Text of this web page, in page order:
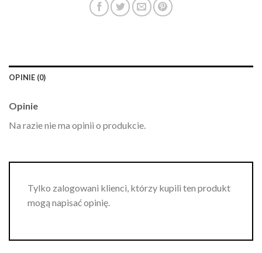
OPINIE (0)
Opinie
Na razie nie ma opinii o produkcie.
Tylko zalogowani klienci, którzy kupili ten produkt
mogą napisać opinię.